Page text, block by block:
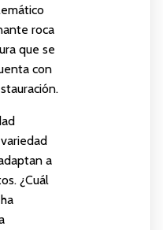
roca
que se
con
a
¿Cuál